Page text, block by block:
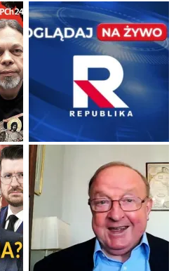
emeryta
takiego jak odrobina tyranii,
można być trochę w ciąży....